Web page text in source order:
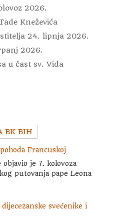
2026.
Kneževića
24. lipnja 2026.
2026.
u čast sv. Vida
BK BIH
Francuskoj
je 7. kolovoza
putovanja pape Leona
svećenike i